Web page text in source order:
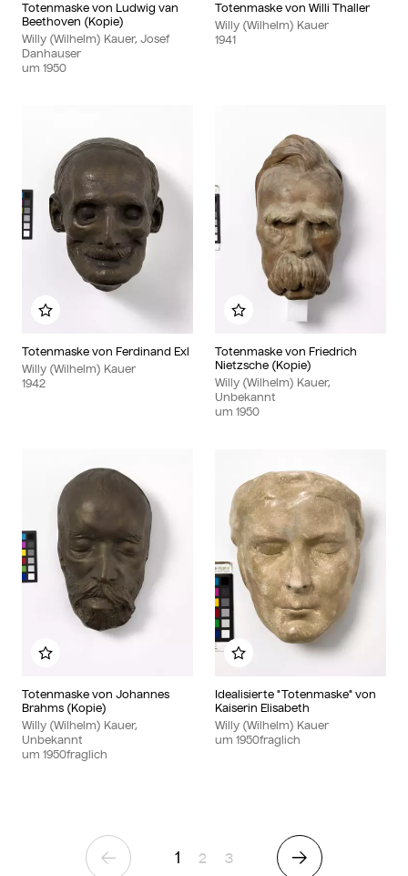
Totenmaske von Ludwig van
Beethoven (Kopie)
Willy (Wilhelm) Kauer, Josef
Danhauser
um 1950
Totenmaske von Willi Thaller
Willy (Wilhelm) Kauer
1941
Totenmaske von Ferdinand Exl
Willy (Wilhelm) Kauer
1942
Zu meinem Album hinzufügen
Totenmaske von Friedrich
Nietzsche (Kopie)
Willy (Wilhelm) Kauer,
Unbekannt
um 1950
Zu meinem Album
Totenmaske von Johannes
Brahms (Kopie)
Willy (Wilhelm) Kauer,
Unbekannt
um 1950fraglich
Zu meinem Album hinzufügen
Idealisierte "Totenmaske" von
Kaiserin Elisabeth
Willy (Wilhelm) Kauer
um 1950fraglich
Zu meinem Album
Vorherige Seite
1 Seite
2 Seite
3 Nächste Seite